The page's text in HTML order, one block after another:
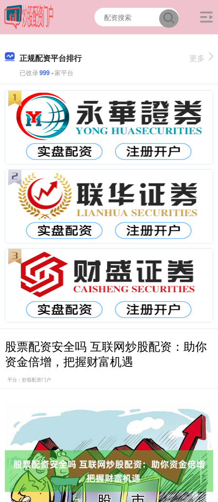
正规配资平台排行
已收录999+家平台
更多
股票配资安全吗 互联网炒股配资：助你
资金倍增，把握财富机遇
平台：炒股配资门户